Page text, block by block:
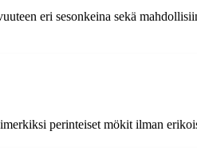
eri sesonkeina sekä
perinteiset mökit ilman